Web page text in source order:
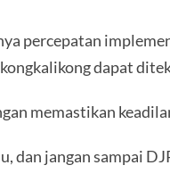
percepatan
dapat
memastikan
dan jangan sampai